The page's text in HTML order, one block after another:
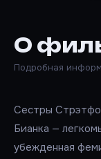
О
Подробная
Сестры
Бианка —
убежденная